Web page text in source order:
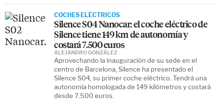
COCHES ELÉCTRICOS
Silence S04 Nanocar: el coche eléctrico de
Silence tiene 149 km de autonomía y
costará 7.500 euros
Aprovechando la inauguración de su sede en el
centro de Barcelona, Silence ha presentado el
Silence S04, su primer coche eléctrico. Tendrá una
autonomía homologada de 149 kilómetros y costará
desde 7.500 euros.
ALEJANDRO GONZÁLEZ